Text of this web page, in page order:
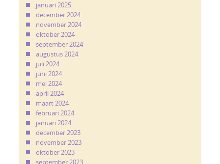
januari 2025
december 2024
november 2024
oktober 2024
september 2024
augustus 2024
juli 2024
juni 2024
mei 2024
april 2024
maart 2024
februari 2024
januari 2024
december 2023
november 2023
oktober 2023
september 2023